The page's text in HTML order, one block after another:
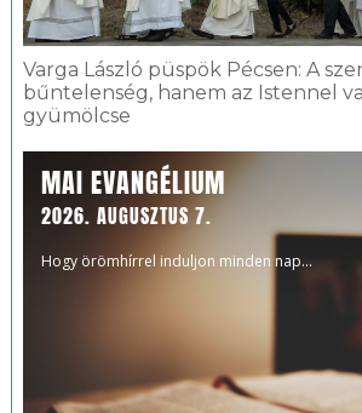
Varga László püspök Pécsen: A
bűntelenség, hanem az Istennel
gyümölcse
MAI EVANGÉLIUM
2026. AUGUSZTUS 7.
Hogy örömhírrel induljon minden nap...